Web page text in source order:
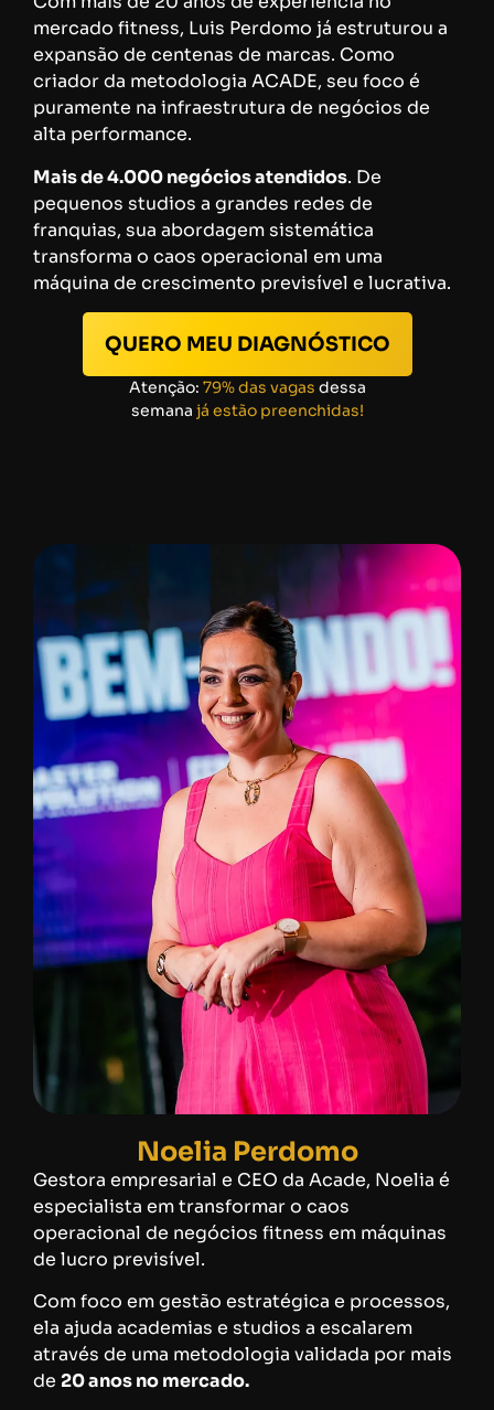
mercado fitness, Luis Perdomo já estruturou a
expansão de centenas de marcas. Como
criador da metodologia ACADE, seu foco é
puramente na infraestrutura de negócios de
alta performance.
Mais de 4.000 negócios atendidos. De
pequenos studios a grandes redes de
franquias, sua abordagem sistemática
transforma o caos operacional em uma
máquina de crescimento previsível e lucrativa.
QUERO MEU DIAGNÓSTICO
Atenção: 79% das vagas dessa
semana já estão preenchidas!
Noelia Perdomo
Gestora empresarial e CEO da Acade, Noelia é
especialista em transformar o caos
operacional de negócios fitness em máquinas
de lucro previsível.
Com foco em gestão estratégica e processos,
ela ajuda academias e studios a escalarem
através de uma metodologia validada por mais
de 20 anos no mercado.